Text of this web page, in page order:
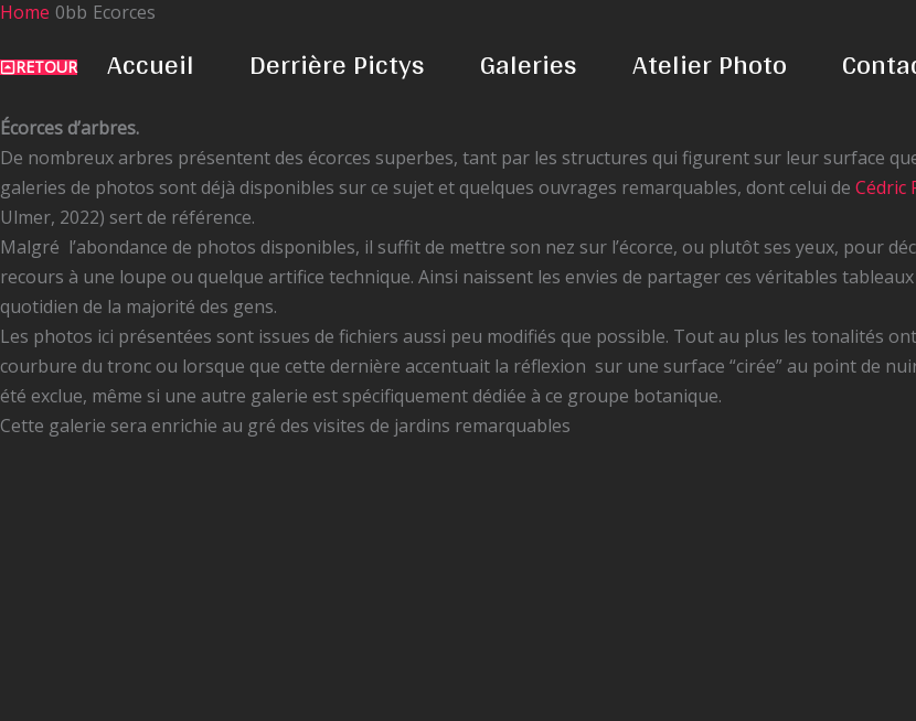
Skip
content
Accueil Derrière Pictys Galeries Atelier Photo
Home Ecorces
RETOUR
Écorces d’arbres.
De nombreux arbres présentent des écorces superbes, tant par les structures qui figurent sur leur surface
galeries de photos sont déjà disponibles sur ce sujet et quelques ouvrages remarquables, dont celui de Cédric
Ulmer, 2022) sert de référence.
Malgré l’abondance de photos disponibles, il suffit de mettre son nez sur l’écorce, ou plutôt ses yeux, pour
recours à une loupe ou quelque artifice technique. Ainsi naissent les envies de partager ces véritables
quotidien de la majorité des gens.
Les photos ici présentées sont issues de fichiers aussi peu modifiés que possible. Tout au plus les tonalités
courbure du tronc ou lorsque que cette dernière accentuait la réflexion sur une surface “cirée” au point de
été exclue, même si une autre galerie est spécifiquement dédiée à ce groupe botanique.
Cette galerie sera enrichie au gré des visites de jardins remarquables